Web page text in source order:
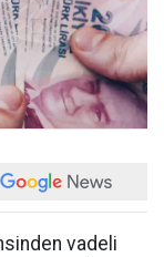
vadeli